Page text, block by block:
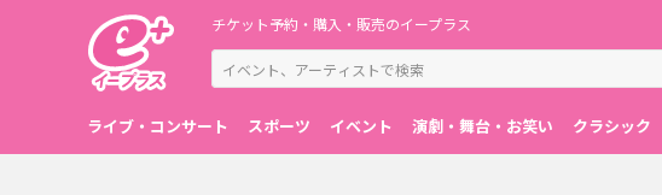
チケット予約・購入・販売のイープラス
ライブ・コンサート スポーツ イベント 演劇・舞台・お笑い クラシック